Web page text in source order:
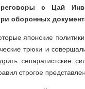
с Цай
оборонных
японские
трюки и
сепаратистские
строгое